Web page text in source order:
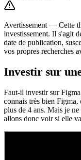
Avertissement — Cette
investissement. Il s'agit
date de publication,
vos propres recherches
Investir sur
Faut-il investir sur
connais très bien Figma,
plus de 4 ans. Mais je
allons donc voir si elle